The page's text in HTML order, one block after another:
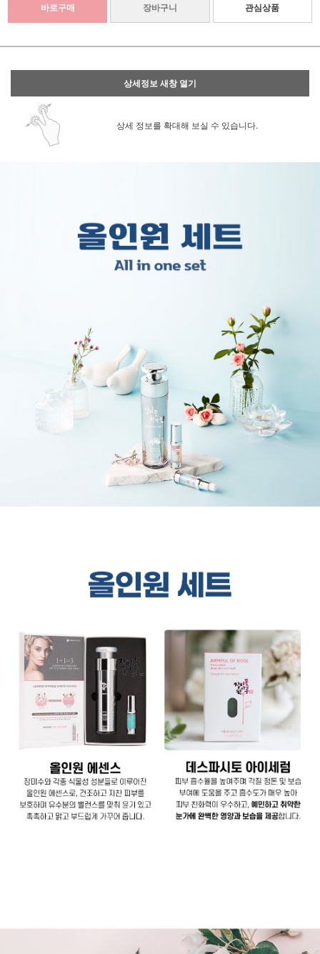
바로구매 장바구니 관심상품
상세정보 새창 열기
상세 정보를 확대해 보실 수 있습니다.